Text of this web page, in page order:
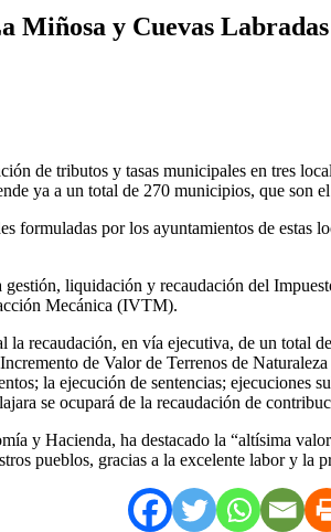
y Cuevas
de tributos y tasas municipales en tres
ya a un total de 270 municipios, que
formuladas por los ayuntamientos de estas
liquidación y recaudación del
Mecánica (IVTM).
recaudación, en vía ejecutiva, de un total
de Valor de Terrenos de
la ejecución de sentencias; ejecuciones
se ocupará de la recaudación de
y Hacienda, ha destacado la “altísima
pueblos, gracias a la excelente labor y la